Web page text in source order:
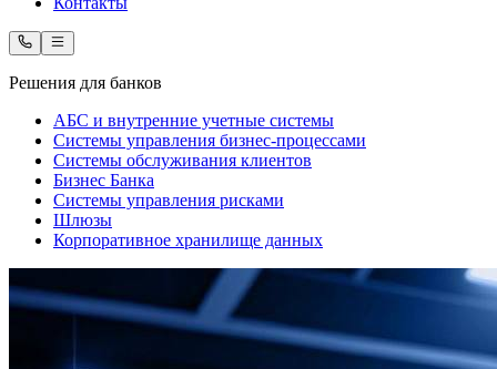
Решения для банков
АБС и внутренние учетные системы
Системы управления бизнес-процессами
Системы обслуживания клиентов
Бизнес Банка
Системы управления рисками
Шлюзы
Корпоративное хранилище данных